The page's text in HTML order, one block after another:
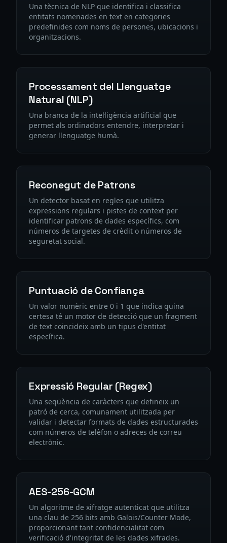
Una tècnica de NLP que identifica i classifica
entitats nomenades en text en categories
predefinides com noms de persones, ubicacions i
organitzacions.
Processament del Llenguatge
Natural (NLP)
Una branca de la intel·ligència artificial que
permet als ordinadors entendre, interpretar i
generar llenguatge humà.
Reconegut de Patrons
Un detector basat en regles que utilitza
expressions regulars i pistes de context per
identificar patrons de dades específics, com
números de targetes de crèdit o números de
seguretat social.
Puntuació de Confiança
Un valor numèric entre 0 i 1 que indica quina
certesa té un motor de detecció que un fragment
de text coincideix amb un tipus d'entitat
específica.
Expressió Regular (Regex)
Una seqüència de caràcters que defineix un
patró de cerca, comunament utilitzada per
validar i detectar formats de dades estructurades
com números de telèfon o adreces de correu
electrònic.
AES-256-GCM
Un algoritme de xifratge autenticat que utilitza
una clau de 256 bits amb Galois/Counter Mode,
proporcionant tant confidencialitat com
verificació d'integritat de les dades xifrades.